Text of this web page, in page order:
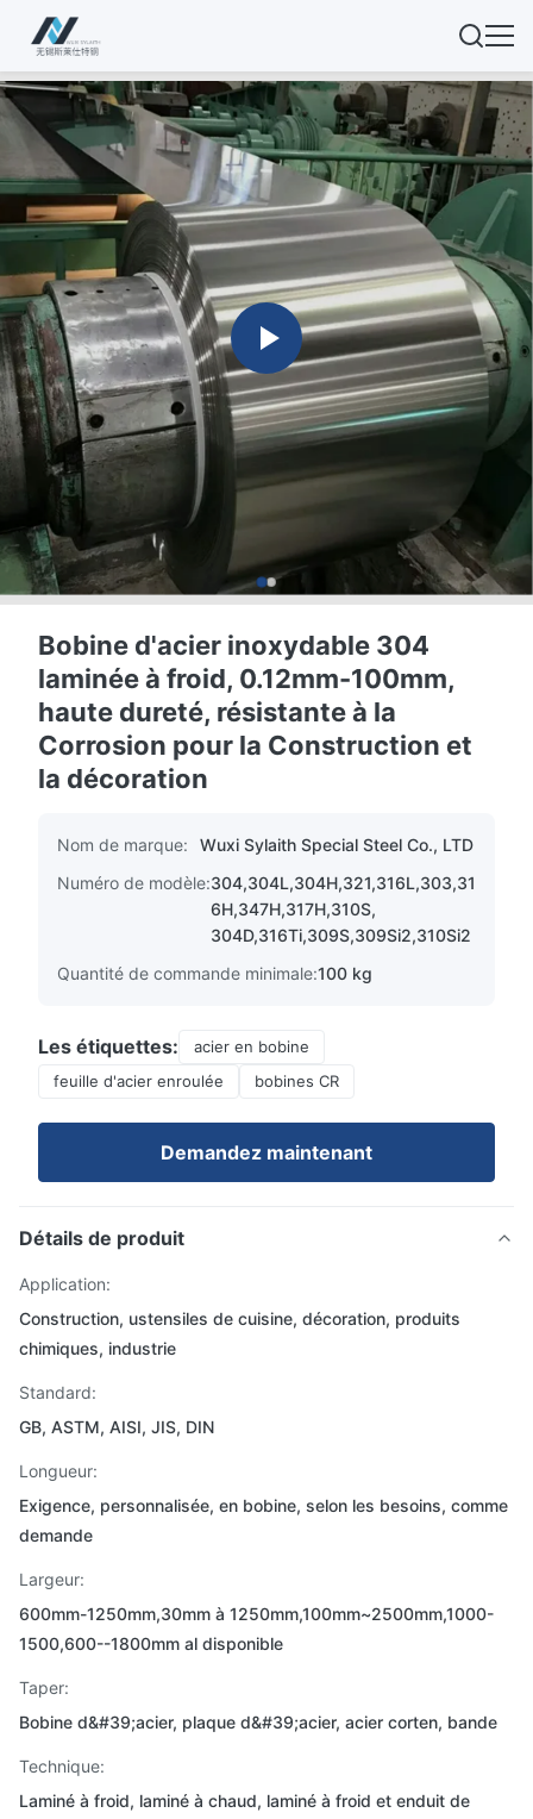
Bobine d'acier inoxydable 304
laminée à froid, 0.12mm-100mm,
haute dureté, résistante à la
Corrosion pour la Construction et
la décoration
Nom de marque:
Wuxi Sylaith Special Steel Co., LTD
Numéro de modèle:304,304L,304H,321,316L,303,31
6H,347H,317H,310S,
304D,316Ti,309S,309Si2,310Si2
Quantité de commande minimale:100 kg
Les étiquettes:
acier en bobine
feuille d'acier enroulée
bobines CR
Demandez maintenant
Détails de produit
Application:
Construction, ustensiles de cuisine, décoration, produits
chimiques, industrie
Standard:
GB, ASTM, AISI, JIS, DIN
Longueur:
Exigence, personnalisée, en bobine, selon les besoins, comme
demande
Largeur:
600mm-1250mm,30mm à 1250mm,100mm~2500mm,1000-
1500,600--1800mm al disponible
Taper:
Bobine d&#39;acier, plaque d&#39;acier, acier corten, bande
Technique:
Laminé à froid, laminé à chaud, laminé à froid et enduit de